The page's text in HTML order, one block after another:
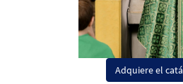
Adquiere el